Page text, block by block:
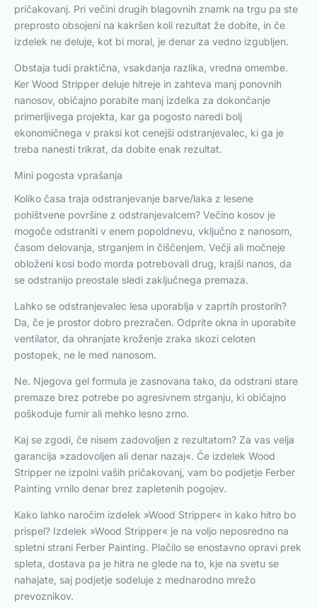
pričakovanj. Pri večini drugih blagovnih znamk na trgu pa ste
preprosto obsojeni na kakršen koli rezultat že dobite, in če
izdelek ne deluje, kot bi moral, je denar za vedno izgubljen.
Obstaja tudi praktična, vsakdanja razlika, vredna omembe.
Ker Wood Stripper deluje hitreje in zahteva manj ponovnih
nanosov, običajno porabite manj izdelka za dokončanje
primerljivega projekta, kar ga pogosto naredi bolj
ekonomičnega v praksi kot cenejši odstranjevalec, ki ga je
treba nanesti trikrat, da dobite enak rezultat.
Mini pogosta vprašanja
Koliko časa traja odstranjevanje barve/laka z lesene
pohištvene površine z odstranjevalcem? Večino kosov je
mogoče odstraniti v enem popoldnevu, vključno z nanosom,
časom delovanja, strganjem in čiščenjem. Večji ali močneje
obloženi kosi bodo morda potrebovali drug, krajši nanos, da
se odstranijo preostale sledi zaključnega premaza.
Lahko se odstranjevalec lesa uporablja v zaprtih prostorih?
Da, če je prostor dobro prezračen. Odprite okna in uporabite
ventilator, da ohranjate kroženje zraka skozi celoten
postopek, ne le med nanosom.
Ne. Njegova gel formula je zasnovana tako, da odstrani stare
premaze brez potrebe po agresivnem strganju, ki običajno
poškoduje furnir ali mehko lesno zrno.
Kaj se zgodi, če nisem zadovoljen z rezultatom? Za vas velja
garancija »zadovoljen ali denar nazaj«. Če izdelek Wood
Stripper ne izpolni vaših pričakovanj, vam bo podjetje Ferber
Painting vrnilo denar brez zapletenih pogojev.
Kako lahko naročim izdelek »Wood Stripper« in kako hitro bo
prispel? Izdelek »Wood Stripper« je na voljo neposredno na
spletni strani Ferber Painting. Plačilo se enostavno opravi prek
spleta, dostava pa je hitra ne glede na to, kje na svetu se
nahajate, saj podjetje sodeluje z mednarodno mrežo
prevoznikov.